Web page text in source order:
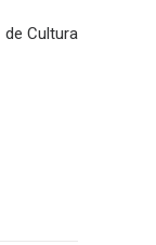
Cultura